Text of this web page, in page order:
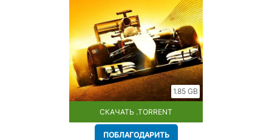
1.85 GB
СКАЧАТЬ .TORRENT
ПОБЛАГОДАРИТЬ